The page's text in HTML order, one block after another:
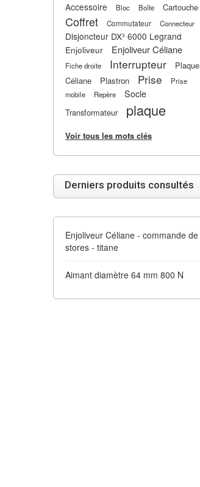
Accessoire Bloc Boîte Cartouche
Coffret Commutateur Connecteur
Disjoncteur DX³ 6000 Legrand
Enjoliveur
Enjoliveur Céliane
Fiche droite Interrupteur
Plaque
Céliane
Plastron Prise
Prise
mobile
Repère Socle
Transformateur plaque
Voir tous les mots clés
Derniers produits consultés
Enjoliveur Céliane - commande de
stores - titane
Aimant diamètre 64 mm 800 N